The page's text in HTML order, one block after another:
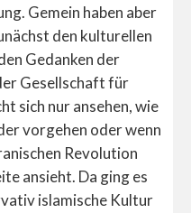
Gemein haben aber
den kulturellen
Gedanken der
Gesellschaft für
sich nur ansehen, wie
vorgehen oder wenn
Revolution
ansieht. Da ging es
islamische Kultur